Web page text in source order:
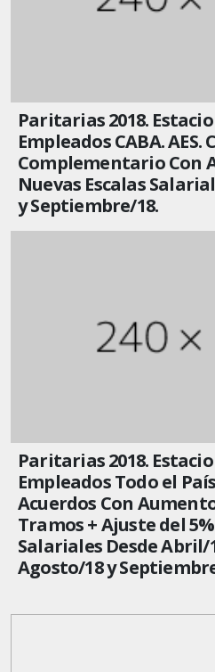
Paritarias 2018.
Empleados CABA. AES.
Complementario Con
Nuevas Escalas
y Septiembre/18.
Paritarias 2018.
Empleados Todo el País
Acuerdos Con
Tramos + Ajuste del
Salariales Desde Abril/
Agosto/18 y